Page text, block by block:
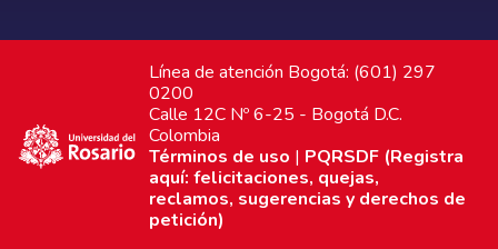
Línea de atención Bogotá: (601) 297
0200
Calle 12C Nº 6-25 - Bogotá D.C.
Colombia
Términos de uso | PQRSDF (Registra
aquí: felicitaciones, quejas,
reclamos, sugerencias y derechos de
petición)